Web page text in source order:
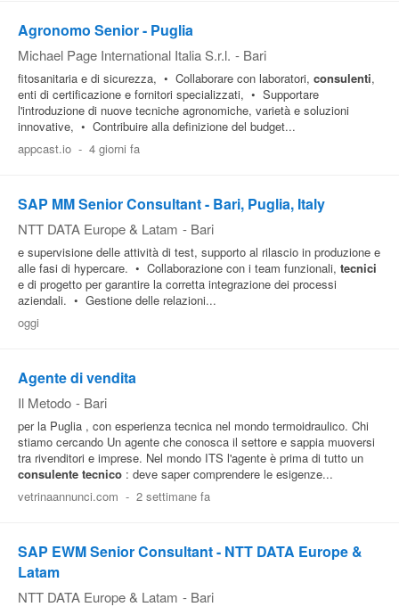
Agronomo Senior - Puglia
Michael Page International Italia S.r.l. - Bari
fitosanitaria e di sicurezza, • Collaborare con laboratori, consulenti,
enti di certificazione e fornitori specializzati, • Supportare
l'introduzione di nuove tecniche agronomiche, varietà e soluzioni
innovative, • Contribuire alla definizione del budget...
appcast.io - 4 giorni fa
SAP MM Senior Consultant - Bari, Puglia, Italy
NTT DATA Europe & Latam - Bari
e supervisione delle attività di test, supporto al rilascio in produzione e
alle fasi di hypercare. • Collaborazione con i team funzionali, tecnici
e di progetto per garantire la corretta integrazione dei processi
aziendali. • Gestione delle relazioni...
oggi
Agente di vendita
Il Metodo - Bari
per la Puglia , con esperienza tecnica nel mondo termoidraulico. Chi
stiamo cercando Un agente che conosca il settore e sappia muoversi
tra rivenditori e imprese. Nel mondo ITS l'agente è prima di tutto un
consulente tecnico : deve saper comprendere le esigenze...
vetrinaannunci.com - 2 settimane fa
SAP EWM Senior Consultant - NTT DATA Europe &
Latam
NTT DATA Europe & Latam - Bari